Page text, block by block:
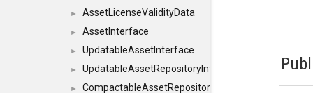
► AssetLicenseValidityData
► AssetInterface
► UpdatableAssetInterface
► UpdatableAssetRepositoryInterface
► CompactableAssetRepositoryInterface